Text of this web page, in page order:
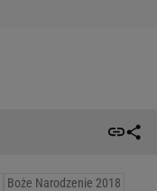
Boże Narodzenie 2018